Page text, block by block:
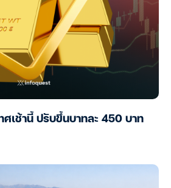
ศเช้านี้ ปรับขึ้นบาทละ 450 บาท